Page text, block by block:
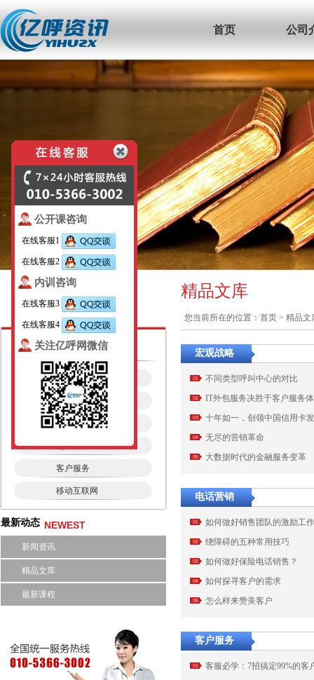
首页 公司
精品文库
宏观战略
客户管理
电话营销
运营管理
客户服务
移动互联网
最新动态 NEWEST
新闻资讯
精品文库
最新课程
精品文库
您当前所在的位置： 首页 > 精品文
宏观战略
01 不同类型呼叫中心的对比
02 IT外包服务决胜于客户服务
03 十年如一，创领中国信用卡
04 无尽的营销革命
05 大数据时代的金融服务变革
电话营销
01 如何做好销售团队的激励工作
02 绕障碍的五种常用技巧
03 如何做好保险电话销售？
04 如何探寻客户的需求
05 怎么样来赞美客户
客户服务
01 客服必学：7招搞定99%的客
公开课咨询
在线客服1
在线客服2
内训咨询
在线客服3
在线客服4
关注亿呼网微信